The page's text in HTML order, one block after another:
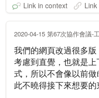
Link in context Link
2020-04-15 第67次協作會議-
我們的網頁改過很多
考慮到直覺，也就是
式，所以不會像以前
此不曉得接下來想要的